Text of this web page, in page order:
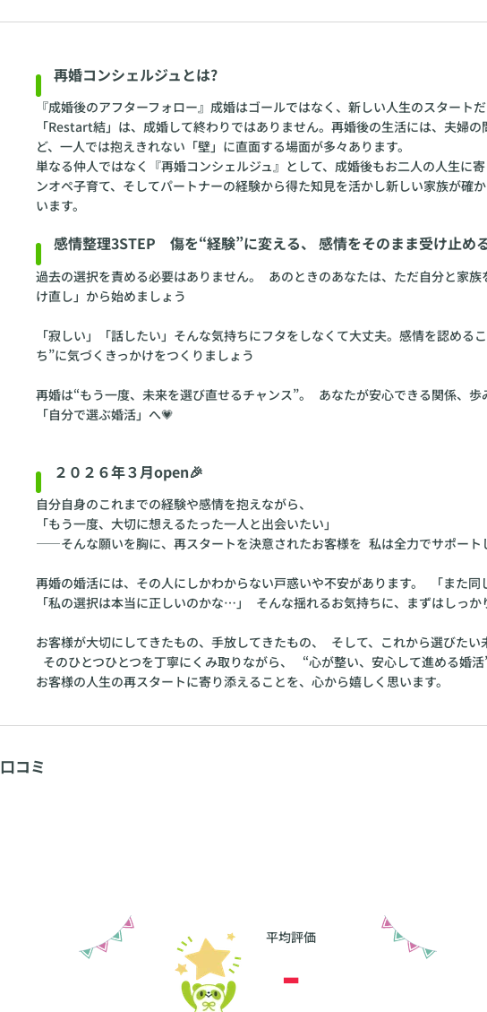
再婚コンシェルジュとは?
『成婚後のアフターフォロー』成婚はゴールではなく、新しい人生のスタート
「Restart結」は、成婚して終わりではありません。再婚後の生活には、夫婦
ど、一人では抱えきれない「壁」に直面する場面が多々あります。
単なる仲人ではなく『再婚コンシェルジュ』として、成婚後もお二人の人生に
ンオペ子育て、そしてパートナーの経験から得た知見を活かし新しい家族が
います。
感情整理3STEP 傷を“経験”に変える、 感情をそのまま受け止め
過去の選択を責める必要はありません。 あのときのあなたは、ただ自分と
け直し」から始めましょう
「寂しい」「話したい」そんな気持ちにフタをしなくて大丈夫。感情を認め
ち”に気づくきっかけをつくりましょう
再婚は“もう一度、未来を選び直せるチャンス”。 あなたが安心できる関係、
「自分で選ぶ婚活」へ💗
２０２６年３月open🎉
自分自身のこれまでの経験や感情を抱えながら、
「もう一度、大切に想えるたった一人と出会いたい」
——そんな願いを胸に、再スタートを決意されたお客様を 私は全力でサポート
再婚の婚活には、その人にしかわからない戸惑いや不安があります。 「また
「私の選択は本当に正しいのかな…」 そんな揺れるお気持ちに、まずはしっか
お客様が大切にしてきたもの、手放してきたもの、 そして、これから選びたい
そのひとつひとつを丁寧にくみ取りながら、 “心が整い、安心して進める婚活
お客様の人生の再スタートに寄り添えることを、心から嬉しく思います。
口コミ
平均評価
-